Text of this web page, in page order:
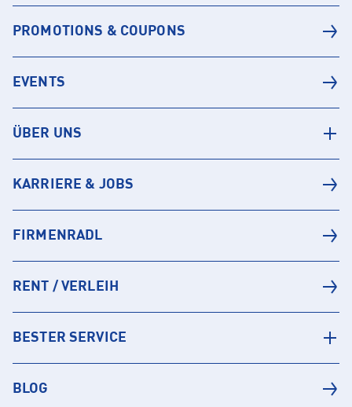
PROMOTIONS & COUPONS
EVENTS
ÜBER UNS
KARRIERE & JOBS
FIRMENRADL
RENT / VERLEIH
BESTER SERVICE
BLOG